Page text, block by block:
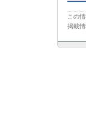
この
掲載